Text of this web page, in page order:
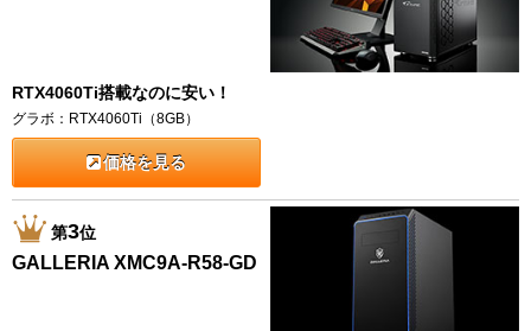
RTX4060Ti搭載なのに安い！
グラボ：RTX4060Ti（8GB）
価格を見る
第3位
GALLERIA XMC9A-R58-GD